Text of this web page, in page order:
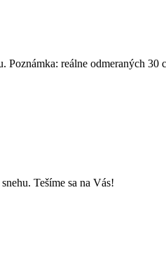
Poznámka: reálne odmeraných
Tešíme sa na Vás!